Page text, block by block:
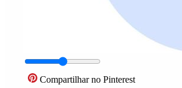
Compartilhar no Pinterest